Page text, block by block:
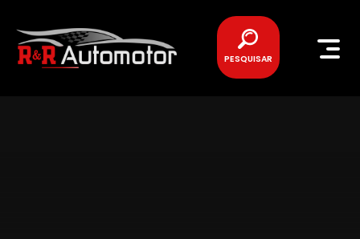
PESQUISAR